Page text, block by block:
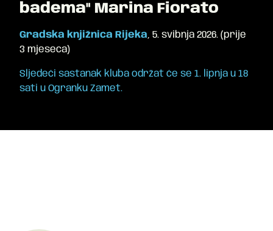
badema" Marina Fiorato
Gradska knjižnica Rijeka, 5. svibnja 2026. (prije
3 mjeseca)
Sljedeći sastanak kluba održat će se 1. lipnja u 18
sati u Ogranku Zamet.